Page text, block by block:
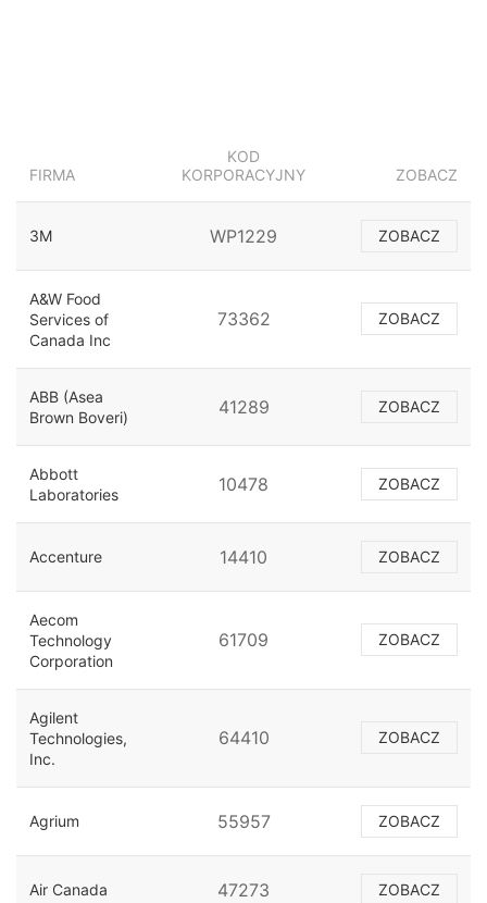
FIRMA
KOD
KORPORACYJNY
ZOBACZ
3M WP1229 ZOBACZ
A&W Food
Services of
Canada Inc
73362 ZOBACZ
ABB (Asea
Brown Boveri)
41289 ZOBACZ
Abbott
Laboratories
10478 ZOBACZ
Accenture 14410 ZOBACZ
Aecom
Technology
Corporation
61709 ZOBACZ
Agilent
Technologies,
Inc.
64410 ZOBACZ
Agrium 55957 ZOBACZ
Air Canada 47273 ZOBACZ